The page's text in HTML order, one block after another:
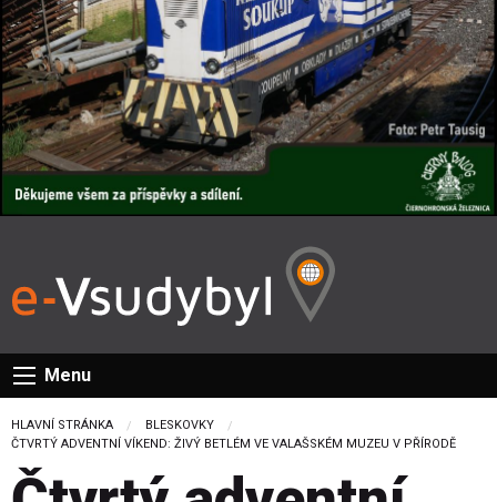
Menu
HLAVNÍ STRÁNKA
BLESKOVKY
CURRENT:
ČTVRTÝ ADVENTNÍ VÍKEND: ŽIVÝ BETLÉM VE VALAŠSKÉM MUZEU V PŘÍRODĚ